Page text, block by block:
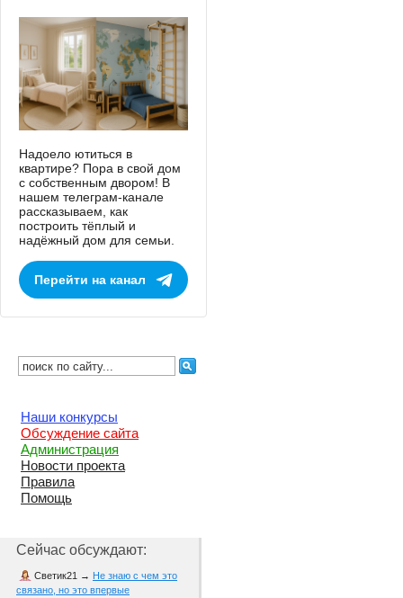
Надоело ютиться в
квартире? Пора в свой дом
с собственным двором! В
нашем телеграм-канале
рассказываем, как
построить тёплый и
надёжный дом для семьи.
Перейти на канал
Наши конкурсы
Обсуждение сайта
Администрация
Новости проекта
Правила
Помощь
Сейчас обсуждают:
Светик21 → Не знаю с чем это
связано, но это впервые